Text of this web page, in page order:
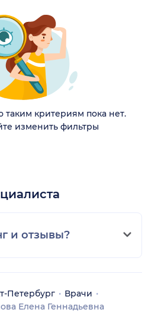
таким критериям пока нет.
изменить фильтры
и отзывы?
Петербург
Врачи
Елена Геннадьевна